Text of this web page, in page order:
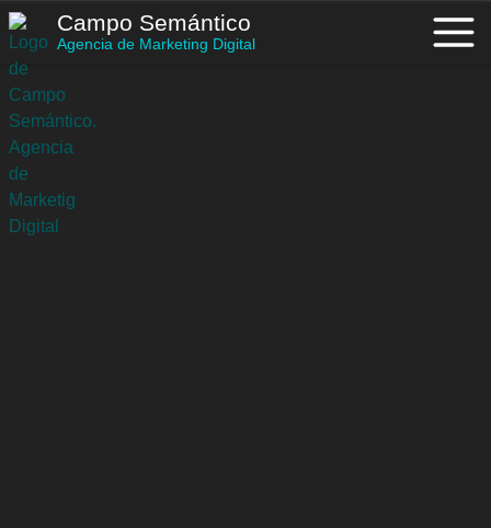
Saltar
al
contenido
Campo Semántico
Agencia de Marketing Digital